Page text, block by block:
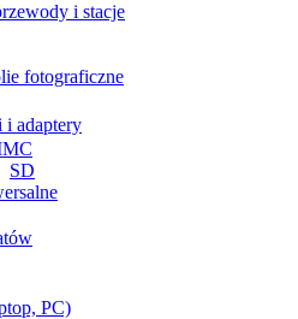
i stacje
fotograficzne
adaptery
SD
PC)